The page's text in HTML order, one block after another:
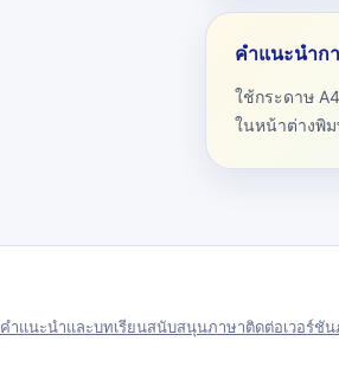
คำแนะนำก
ใช้กระดาษ
ในหน้าต่างพิม
คำแนะนำและบทเรียนสนับสนุนภาษาติดต่อเวอร์ชั